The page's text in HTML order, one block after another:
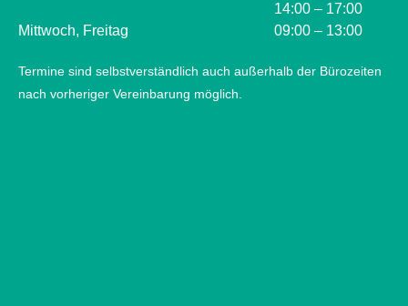
14:00 – 17:00
Mittwoch, Freitag
09:00 – 13:00
Termine sind selbstverständlich auch außerhalb der Bürozeiten
nach vorheriger Vereinbarung möglich.